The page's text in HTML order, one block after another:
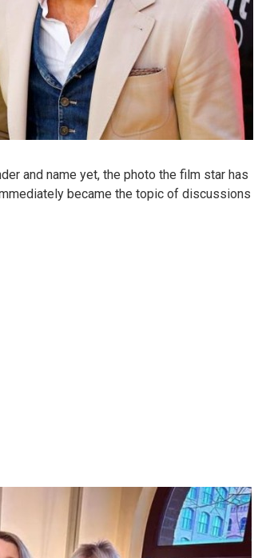
and name yet, the photo the film star has
became the topic of discussions